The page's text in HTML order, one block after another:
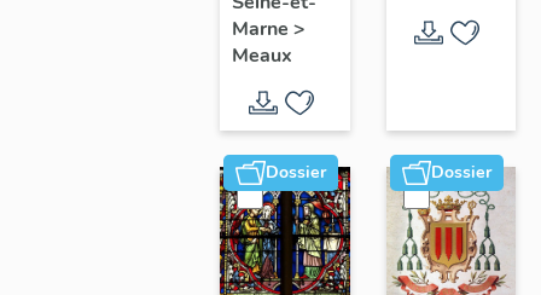
Marne >
Meaux
Dossier Dossier